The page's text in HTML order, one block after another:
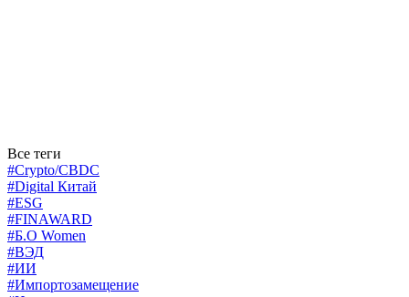
Все теги
#Crypto/CBDC
#Digital Китай
#ESG
#FINAWARD
#Б.О Women
#ВЭД
#ИИ
#Импортозамещение